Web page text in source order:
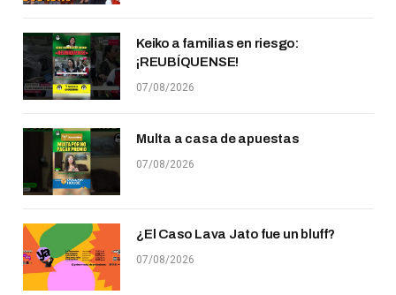
Keiko a familias en riesgo:
¡REUBÍQUENSE!
07/08/2026
Multa a casa de apuestas
07/08/2026
¿El Caso Lava Jato fue un bluff?
07/08/2026